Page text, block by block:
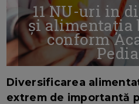
11 NU-uri in
și alimentația
conform
Diversificarea
extrem de importantă